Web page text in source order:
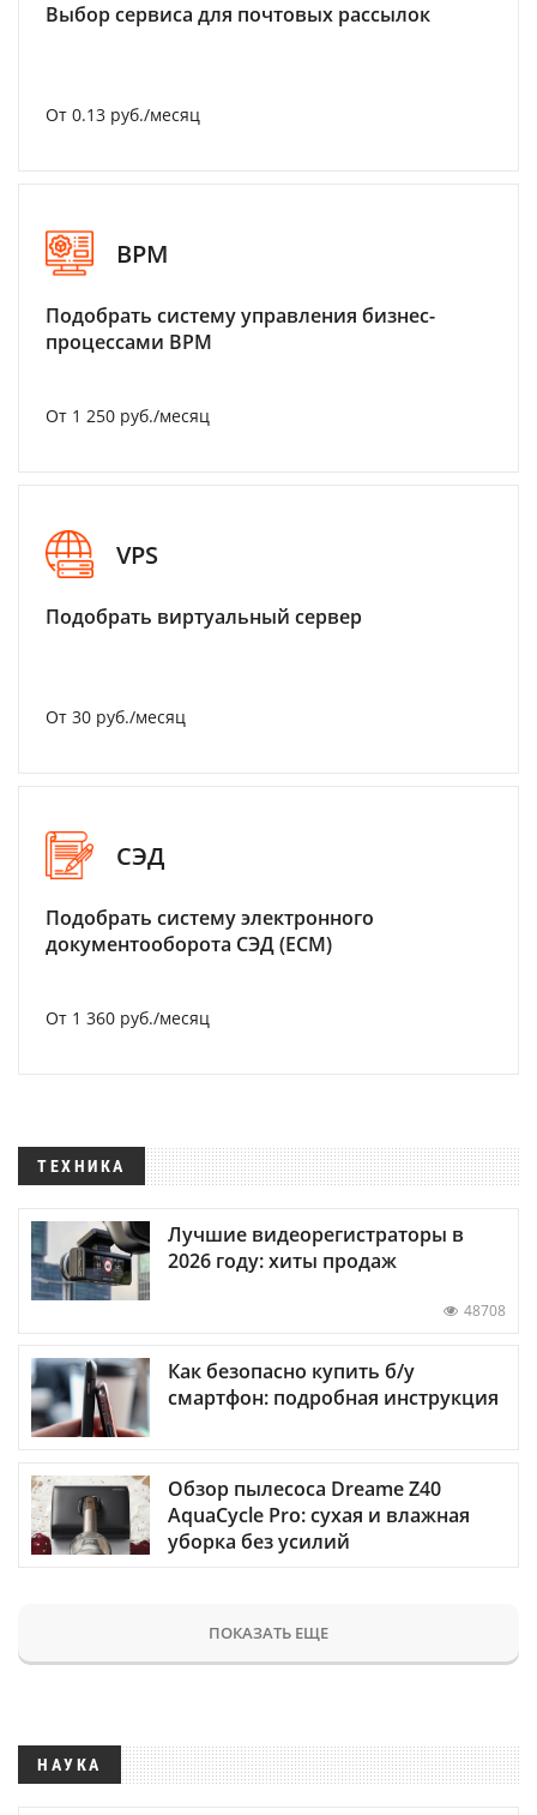
Выбор сервиса для почтовых рассылок
От 0.13 руб./месяц
BPM
Подобрать систему управления бизнес-
процессами BPM
От 1 250 руб./месяц
VPS
Подобрать виртуальный сервер
От 30 руб./месяц
СЭД
Подобрать систему электронного
документооборота СЭД (ECM)
От 1 360 руб./месяц
ТЕХНИКА
Лучшие видеорегистраторы в
2026 году: хиты продаж
48708
Как безопасно купить б/у
смартфон: подробная инструкция
Обзор пылесоса Dreame Z40
AquaCycle Pro: сухая и влажная
уборка без усилий
ПОКАЗАТЬ ЕЩЕ
НАУКА